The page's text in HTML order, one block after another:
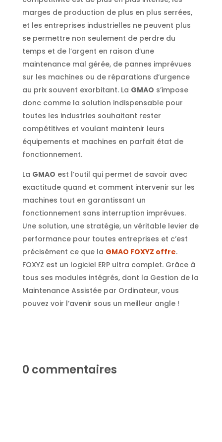
marges de production de plus en plus serrées,
et les entreprises industrielles ne peuvent plus
se permettre non seulement de perdre du
temps et de l’argent en raison d’une
maintenance mal gérée, de pannes imprévues
sur les machines ou de réparations d’urgence
au prix souvent exorbitant. La GMAO s’impose
donc comme la solution indispensable pour
toutes les industries souhaitant rester
compétitives et voulant maintenir leurs
équipements et machines en parfait état de
fonctionnement.
La GMAO est l’outil qui permet de savoir avec
exactitude quand et comment intervenir sur les
machines tout en garantissant un
fonctionnement sans interruption imprévues.
Une solution, une stratégie, un véritable levier de
performance pour toutes entreprises et c’est
précisément ce que la GMAO FOXYZ offre.
FOXYZ est un logiciel ERP ultra complet. Grâce à
tous ses modules intégrés, dont la Gestion de la
Maintenance Assistée par Ordinateur, vous
pouvez voir l’avenir sous un meilleur angle !
0 commentaires